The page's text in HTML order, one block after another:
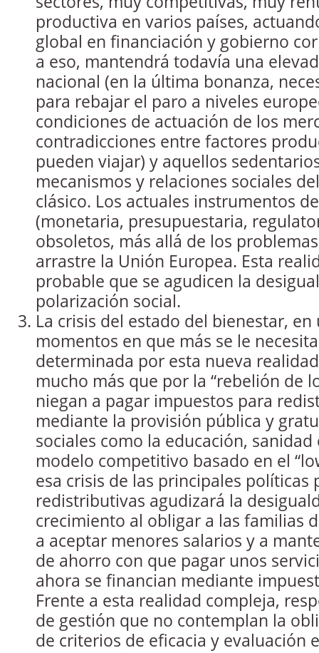
productiva en varios países,
global en financiación y gobierno
a eso, mantendrá todavía una
nacional (en la última bonanza,
para rebajar el paro a niveles
condiciones de actuación de los
contradicciones entre factores
pueden viajar) y aquellos
mecanismos y relaciones sociales
clásico. Los actuales instrumentos
(monetaria, presupuestaria,
obsoletos, más allá de los
arrastre la Unión Europea. Esta
probable que se agudicen la
polarización social.
La crisis del estado del bienestar, en
momentos en que más se le
determinada por esta nueva
mucho más que por la “rebelión de
niegan a pagar impuestos para
mediante la provisión pública y
sociales como la educación,
modelo competitivo basado en el
esa crisis de las principales políticas
redistributivas agudizará la
crecimiento al obligar a las familias
a aceptar menores salarios y a
de ahorro con que pagar unos
ahora se financian mediante
Frente a esta realidad compleja,
de gestión que no contemplan la
de criterios de eficacia y evaluación